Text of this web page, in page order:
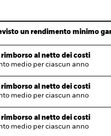
un rendimento minimo
rimborso al netto dei costi
medio per ciascun anno
rimborso al netto dei costi
medio per ciascun anno
rimborso al netto dei costi
medio per ciascun anno